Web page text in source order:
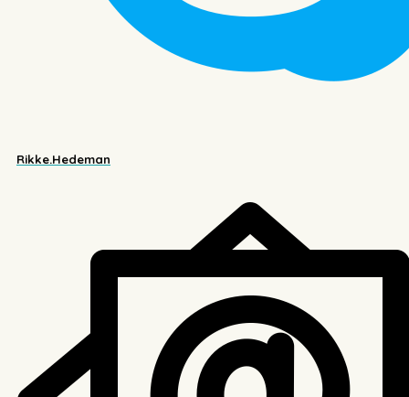
Rikke.Hedeman